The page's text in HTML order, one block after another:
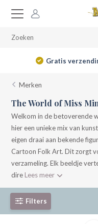
Gratis
Merken
The World of Miss
Welkom in de betoverende
hier een unieke mix van
eigen draai aan bekende
Cartoon Folk Art. Dit zorgt
verzameling. Elk beeldje
dire Lees meer
Filters